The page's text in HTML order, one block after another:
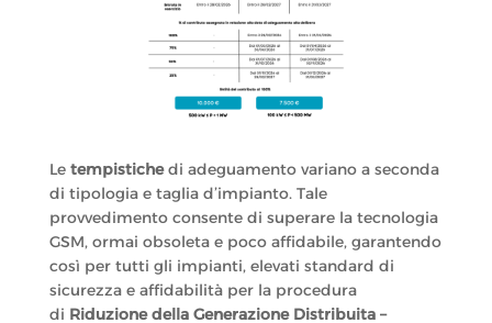
Le tempistiche di adeguamento variano a seconda
di tipologia e taglia d’impianto. Tale
provvedimento consente di superare la tecnologia
GSM, ormai obsoleta e poco affidabile, garantendo
così per tutti gli impianti, elevati standard di
sicurezza e affidabilità per la procedura
di Riduzione della Generazione Distribuita –